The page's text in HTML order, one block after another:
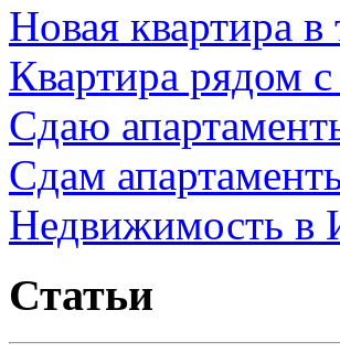
Новая квартира в
Квартира рядом
Сдаю
Сдам
Недвижимость в
Статьи